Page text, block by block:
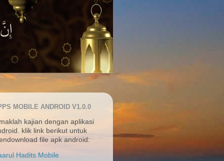
MOBILE ANDROID V1.0.0
kajian dengan aplikasi
klik link berikut untuk
file apk android:
Hadits Mobile